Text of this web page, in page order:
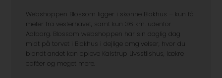
Webshoppen Blossom ligger i skønne Blokhus – kun få
meter fra vesterhavet, samt kun 36 km. udenfor
Aalborg. Blossom webshoppen har sin daglig dag
midt på torvet i Blokhus i dejlige omgivelser, hvor du
blandt andet kan opleve Kalstrup Livsstilshus, lækre
caféer og meget mere.